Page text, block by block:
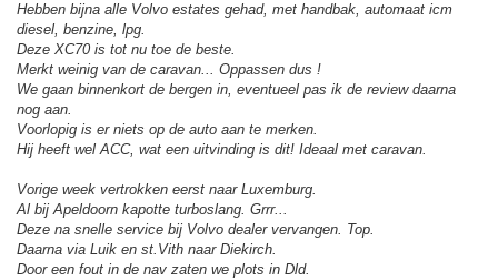
Hebben bijna alle Volvo estates gehad, met handbak, automaat icm
diesel, benzine, lpg.
Deze XC70 is tot nu toe de beste.
Merkt weinig van de caravan... Oppassen dus !
We gaan binnenkort de bergen in, eventueel pas ik de review daarna
nog aan.
Voorlopig is er niets op de auto aan te merken.
Hij heeft wel ACC, wat een uitvinding is dit! Ideaal met caravan.
Vorige week vertrokken eerst naar Luxemburg.
Al bij Apeldoorn kapotte turboslang. Grrr...
Deze na snelle service bij Volvo dealer vervangen. Top.
Daarna via Luik en st.Vith naar Diekirch.
Door een fout in de nav zaten we plots in Dld.